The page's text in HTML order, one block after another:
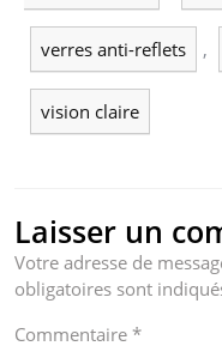
verres anti-reflets ,
vision claire
Laisser un
Votre adresse de
obligatoires sont
Commentaire *